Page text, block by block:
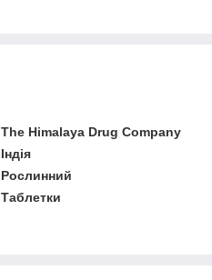
The Himalaya Drug Company
Індія
Рослинний
Таблетки